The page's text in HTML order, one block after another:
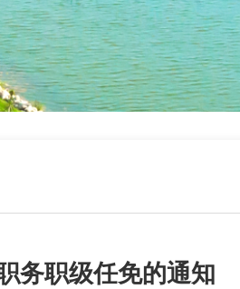
务职级任免的通知